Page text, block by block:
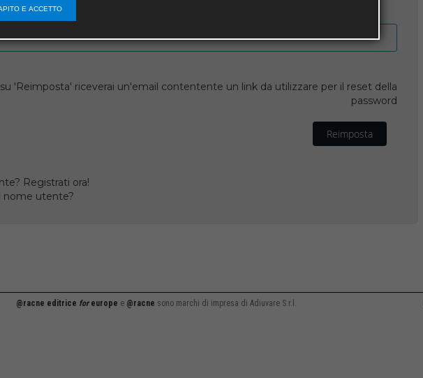
'Reimposta' riceverai un'email contentente un link da utilizzare per il reset della
password
Reimposta
Registrati ora!
nome utente?
@racne editrice foreurope e @racne sono marchi di impresa di Adiuvare S.r.l.
E ACCETTO